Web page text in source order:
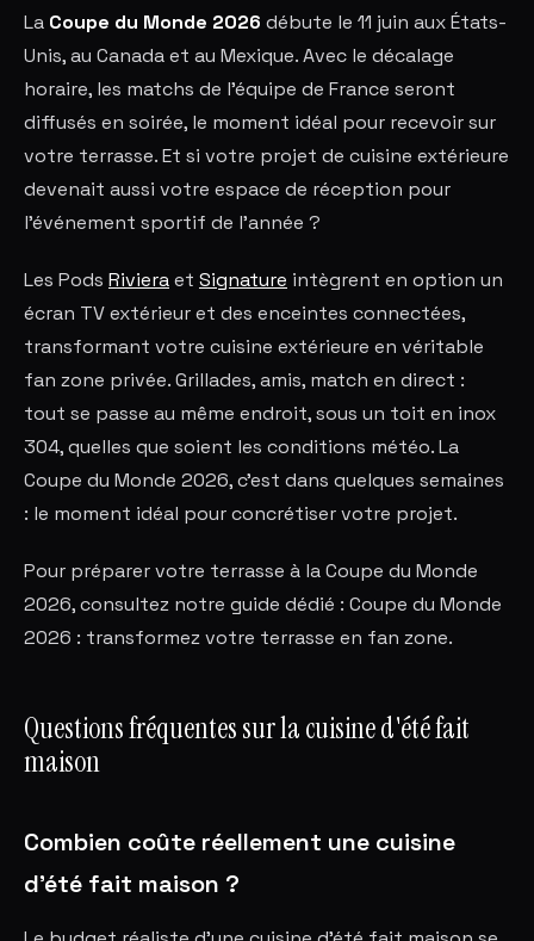
La Coupe du Monde 2026 débute le 11 juin aux États-
Unis, au Canada et au Mexique. Avec le décalage
horaire, les matchs de l'équipe de France seront
diffusés en soirée, le moment idéal pour recevoir sur
votre terrasse. Et si votre projet de cuisine extérieure
devenait aussi votre espace de réception pour
l'événement sportif de l'année ?
Les Pods Rivieraet Signature intègrent en option un
écran TV extérieur et des enceintes connectées,
transformant votre cuisine extérieure en véritable
fan zone privée. Grillades, amis, match en direct :
tout se passe au même endroit, sous un toit en inox
304, quelles que soient les conditions météo. La
Coupe du Monde 2026, c'est dans quelques semaines
: le moment idéal pour concrétiser votre projet.
Pour préparer votre terrasse à la Coupe du Monde
2026, consultez notre guide dédié : Coupe du Monde
2026 : transformez votre terrasse en fan zone.
Questions fréquentes sur la cuisine d'été fait
maison
Combien coûte réellement une cuisine
d'été fait maison ?